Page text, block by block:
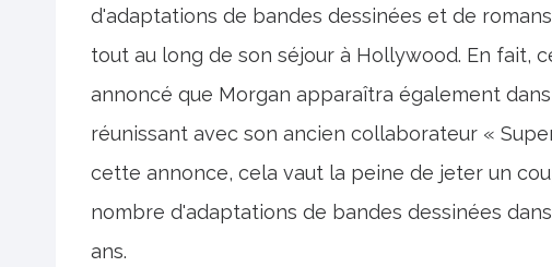
d'adaptations de bandes dessinées et de
tout au long de son séjour à Hollywood. En fait,
annoncé que Morgan apparaîtra également
réunissant avec son ancien collaborateur «
cette annonce, cela vaut la peine de jeter un
nombre d'adaptations de bandes dessinées
ans.